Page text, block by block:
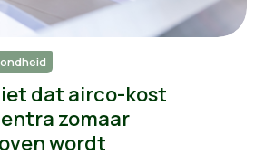
dat airco-kost
zomaar
wordt